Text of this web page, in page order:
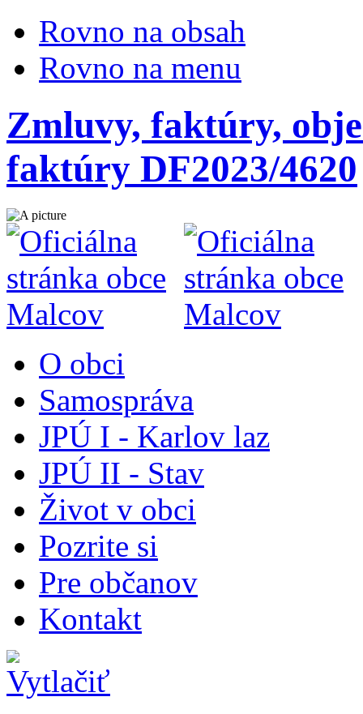
Rovno na obsah
Rovno na menu
Zmluvy, faktúry,
faktúry DF2023/4620
O obci
Samospráva
JPÚ I - Karlov laz
JPÚ II - Stav
Život v obci
Pozrite si
Pre občanov
Kontakt